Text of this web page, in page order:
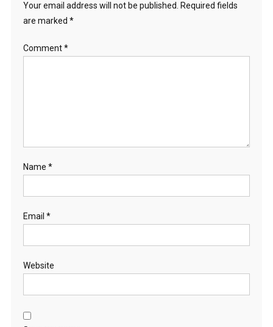
Your email address will not be published. Required fields
are marked *
Comment*
Name *
Email *
Website